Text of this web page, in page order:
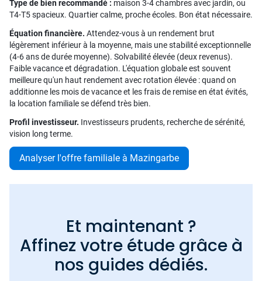
Type de bien recommandé : maison 3-4 chambres avec jardin, ou
T4-T5 spacieux. Quartier calme, proche écoles. Bon état nécessaire.
Équation financière. Attendez-vous à un rendement brut
légèrement inférieur à la moyenne, mais une stabilité exceptionnelle
(4-6 ans de durée moyenne). Solvabilité élevée (deux revenus).
Faible vacance et dégradation. L'équation globale est souvent
meilleure qu'un haut rendement avec rotation élevée : quand on
additionne les mois de vacance et les frais de remise en état évités,
la location familiale se défend très bien.
Profil investisseur. Investisseurs prudents, recherche de sérénité,
vision long terme.
Analyser l'offre familiale à Mazingarbe
Et maintenant ?
Affinez votre étude grâce à
nos guides dédiés.